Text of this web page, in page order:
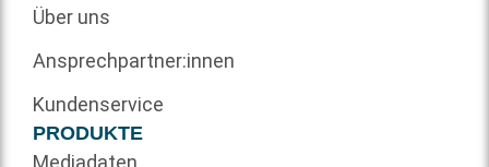
Über uns
Ansprechpartner:innen
Kundenservice
PRODUKTE
Mediadaten